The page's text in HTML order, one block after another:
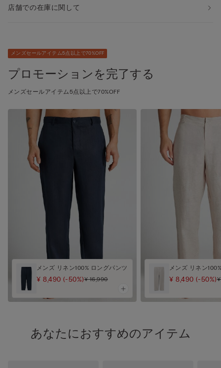
店舗での在庫に関して
メンズセールアイテム5点以上で70%OFF
プロモーションを完了する
メンズセールアイテム5点以上で70%OFF
メンズ リネン100% ロングパンツ
¥ 8,490(-50%)¥ 16,990
メンズ リネン
¥ 8,490(-50%)
あなたにおすすめのアイテム